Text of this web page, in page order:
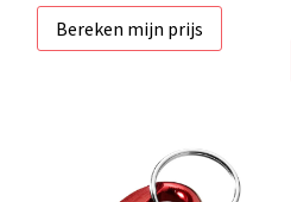
Bereken mijn prijs